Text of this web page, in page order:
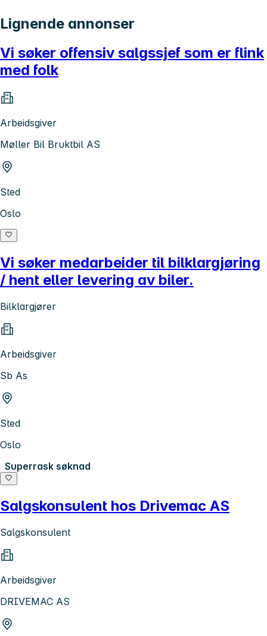
Lignende annonser
Vi søker offensiv salgssjef som er flink
med folk
Arbeidsgiver
Møller Bil Bruktbil AS
Sted
Oslo
Vi søker medarbeider til bilklargjøring
/ hent eller levering av biler.
Bilklargjører
Arbeidsgiver
Sb As
Sted
Oslo
Superrask søknad
Salgskonsulent hos Drivemac AS
Salgskonsulent
Arbeidsgiver
DRIVEMAC AS